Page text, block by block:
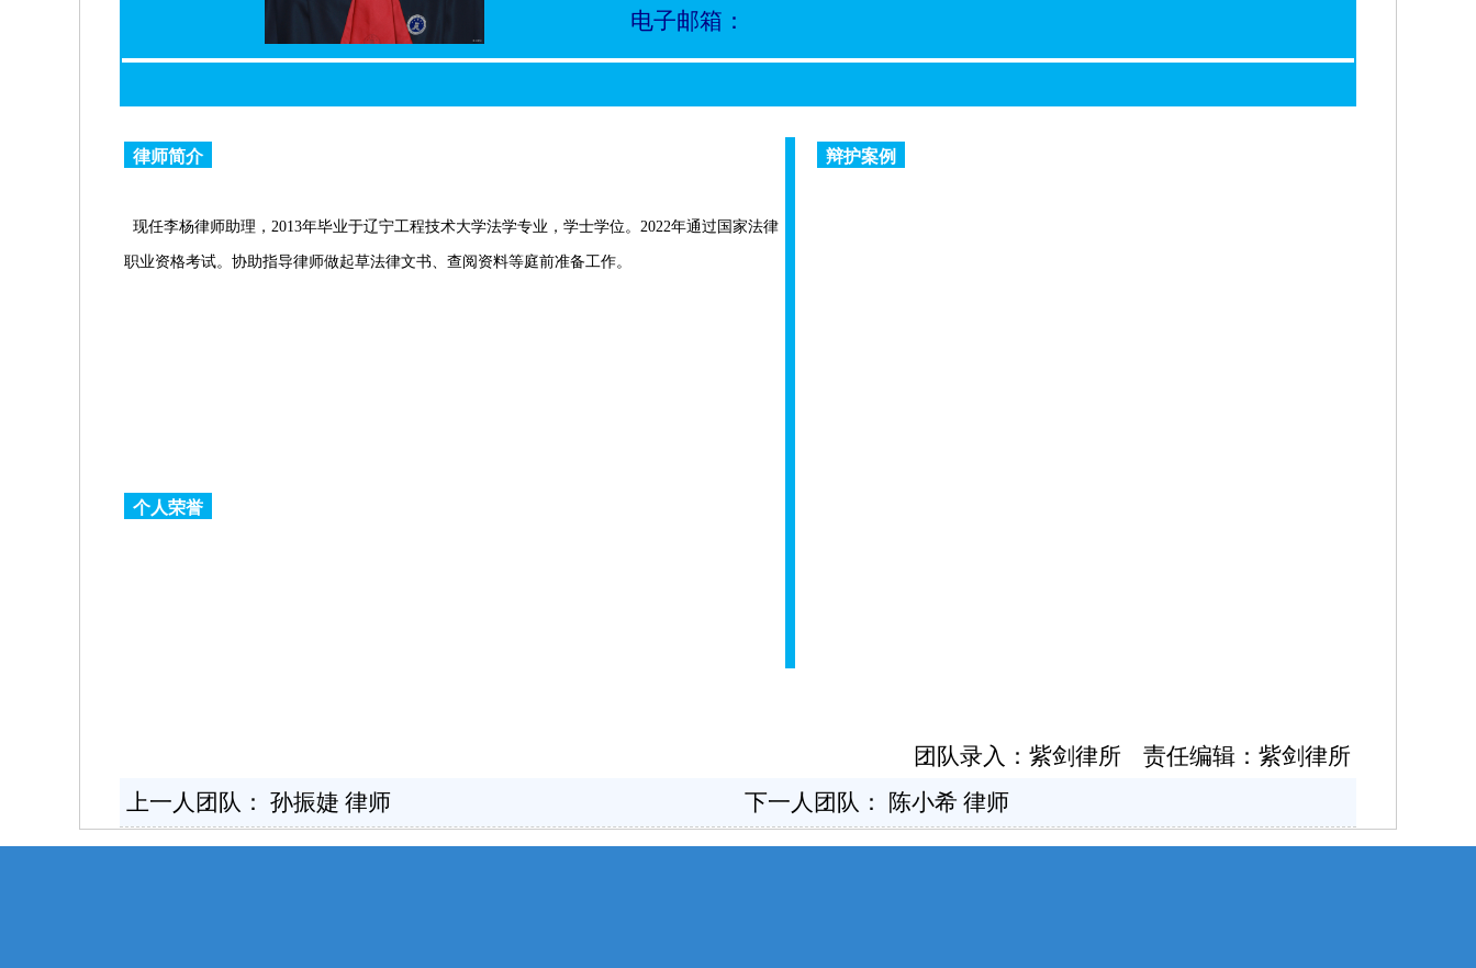
电子邮箱：
律师简介
现任李杨律师助理， 2013年毕业于辽宁工程技术大学法学专业，学士学位。 2022年通过国家法律
职业资格考试。协助指导律师做起草法律文书、查阅资料等庭前准备工作。
个人荣誉
辩护案例
团队录入：紫剑律所 责任编辑：紫剑律所
上一人团队： 孙振婕 律师 下一人团队： 陈小希 律师